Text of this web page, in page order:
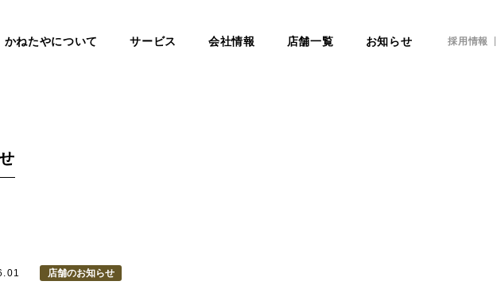
かねたやについて サービス 会社情報 店舗一覧 お知らせ 採用情報
店舗のお知らせ